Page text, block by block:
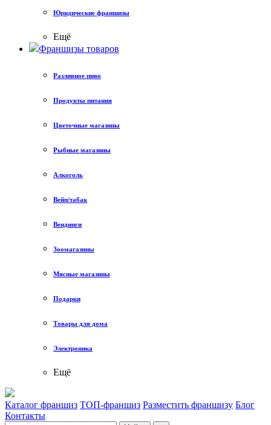
Юридические франшизы
Ещё
Франшизы товаров
Разливное пиво
Продукты питания
Цветочные магазины
Рыбные магазины
Алкоголь
Вейп/табак
Вендинги
Зоомагазины
Мясные магазины
Подарки
Товары для дома
Электроника
Ещё
Каталог франшиз ТОП-франшиз Разместить франшизу Блог
Контакты